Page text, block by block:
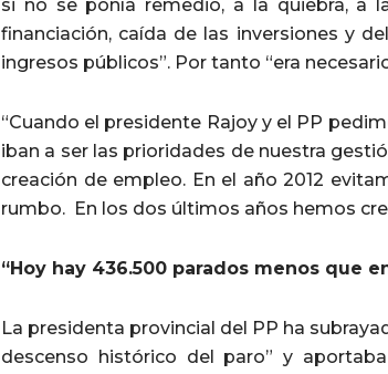
si no se ponía remedio, a la quiebra, a
financiación, caída de las inversiones y
ingresos públicos”. Por tanto “era
“Cuando el presidente Rajoy y el PP
iban a ser las prioridades de nuestra
creación de empleo. En el año 2012
rumbo. En los dos últimos años hemos
“Hoy hay 436.500 parados menos que en
La presidenta provincial del PP ha
descenso histórico del paro” y